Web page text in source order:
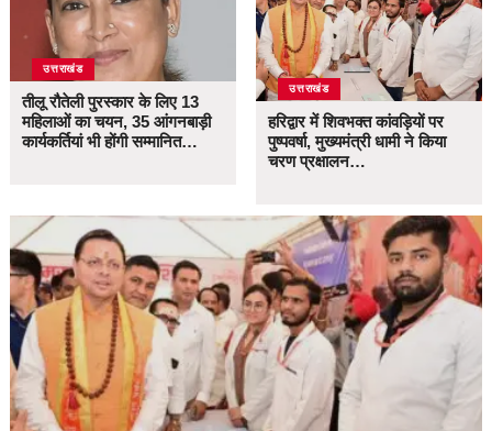
उत्तराखंड
तीलू रौतेली पुरस्कार के लिए 13
महिलाओं का चयन, 35 आंगनबाड़ी
कार्यकर्तियां भी होंगी सम्मानित…
उत्तराखंड
हरिद्वार में शिवभक्त कांवड़ियों पर
पुष्पवर्षा, मुख्यमंत्री धामी ने किया
चरण प्रक्षालन…